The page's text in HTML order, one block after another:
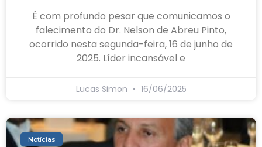
É com profundo pesar que comunicamos o
falecimento do Dr. Nelson de Abreu Pinto,
ocorrido nesta segunda-feira, 16 de junho de
2025. Líder incansável e
Lucas Simon 16/06/2025
Notícias